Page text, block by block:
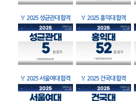
🏅 2025 성균관대 합격 🏅 2025 홍익대 합격
🏅 2025 서울여대 합격 🏅 2025 건국대 합격